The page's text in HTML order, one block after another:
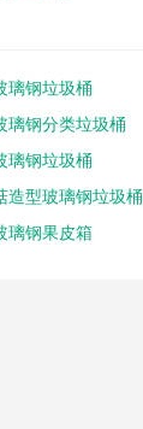
璃钢垃圾桶
璃钢分类垃圾桶
璃钢垃圾桶
造型玻璃钢垃圾桶
璃钢果皮箱